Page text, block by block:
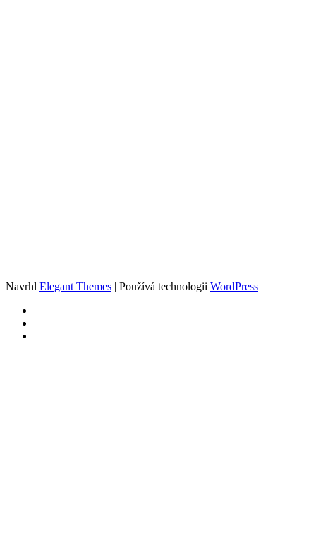
Navrhl Elegant Themes | Používá technologii WordPress